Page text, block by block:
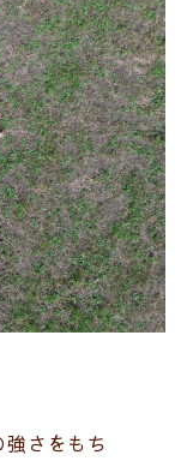
さをもち